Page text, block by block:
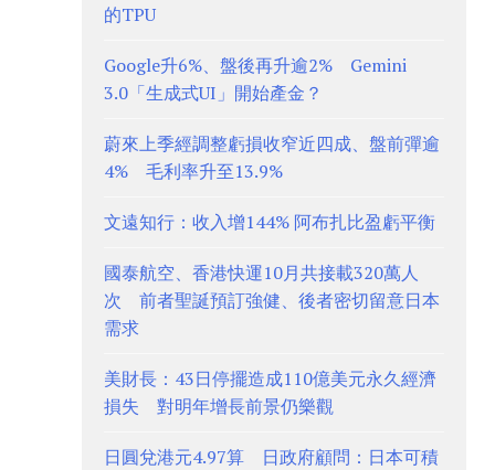
的TPU
Google升6%、盤後再升逾2% Gemini
3.0「生成式UI」開始產金？
蔚來上季經調整虧損收窄近四成、盤前彈逾
4% 毛利率升至13.9%
文遠知行：收入增144% 阿布扎比盈虧平衡
國泰航空、香港快運10月共接載320萬人
次 前者聖誕預訂強健、後者密切留意日本
需求
美財長：43日停擺造成110億美元永久經濟
損失 對明年增長前景仍樂觀
日圓兌港元4.97算 日政府顧問：日本可積